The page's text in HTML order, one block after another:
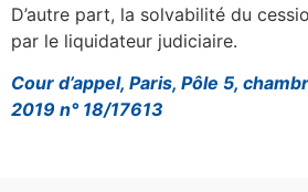
D’autre part, la solvabilité du
par le liquidateur judiciaire.
Cour d’appel, Paris, Pôle 5,
2019 n° 18/17613